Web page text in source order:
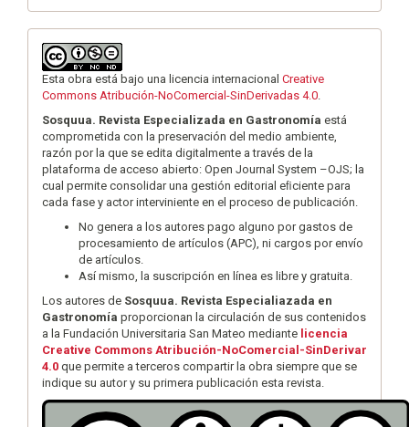
Esta obra está bajo una licencia internacional Creative
Commons Atribución-NoComercial-SinDerivadas 4.0
Sosquua. Revista Especializada en Gastronomía está
comprometida con la preservación del medio ambiente,
razón por la que se edita digitalmente a través de la
plataforma de acceso abierto: Open Journal System –OJS; la
cual permite consolidar una gestión editorial eﬁciente para
cada fase y actor interviniente en el proceso de publicación.
No genera a los autores pago alguno por gastos de
procesamiento de artículos (APC), ni cargos por envío
de artículos.
Así mismo, la suscripción en línea es libre y gratuita.
Los autores de Sosquua. Revista Especialiazada en
Gastronomía proporcionan la circulación de sus contenidos
a la Fundación Universitaria San Mateo mediante licencia
Creative Commons Atribución-NoComercial-SinDerivar
4.0 que permite a terceros compartir la obra siempre que se
indique su autor y su primera publicación esta revista.